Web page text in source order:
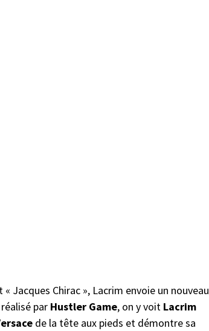
Jacques Chirac », Lacrim envoie un nouveau
réalisé par Hustler Game, on y voit Lacrim
de la tête aux pieds et démontre sa